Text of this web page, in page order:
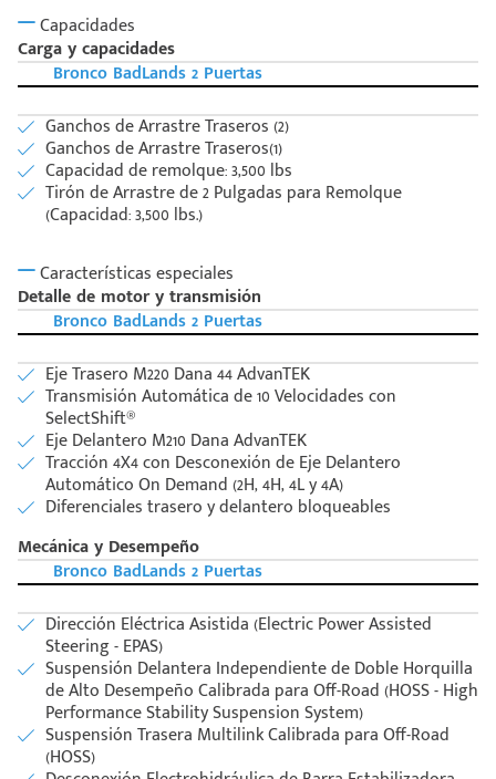
Capacidades
Carga y capacidades
Bronco BadLands 2 Puertas
Ganchos de Arrastre Traseros (2)
Ganchos de Arrastre Traseros(1)
Capacidad de remolque: 3,500 lbs
Tirón de Arrastre de 2 Pulgadas para Remolque
(Capacidad: 3,500 lbs.)
Características especiales
Detalle de motor y transmisión
Bronco BadLands 2 Puertas
Eje Trasero M220 Dana 44 AdvanTEK
Transmisión Automática de 10 Velocidades con
SelectShift®
Eje Delantero M210 Dana AdvanTEK
Tracción 4X4 con Desconexión de Eje Delantero
Automático On Demand (2H, 4H, 4L y 4A)
Diferenciales trasero y delantero bloqueables
Mecánica y Desempeño
Bronco BadLands 2 Puertas
Dirección Eléctrica Asistida (Electric Power Assisted
Steering - EPAS)
Suspensión Delantera Independiente de Doble Horquilla
de Alto Desempeño Calibrada para Off-Road (HOSS - High
Performance Stability Suspension System)
Suspensión Trasera Multilink Calibrada para Off-Road
(HOSS)